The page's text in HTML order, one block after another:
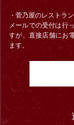
・菅乃屋のレストラ
メールでの受付は行
すが、直接店舗にお
ます。